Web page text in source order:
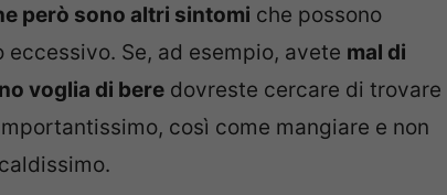
però sono altri sintomi che possono
Se, ad esempio, avete mal di
voglia di bere dovreste cercare di trovare
così come mangiare e non